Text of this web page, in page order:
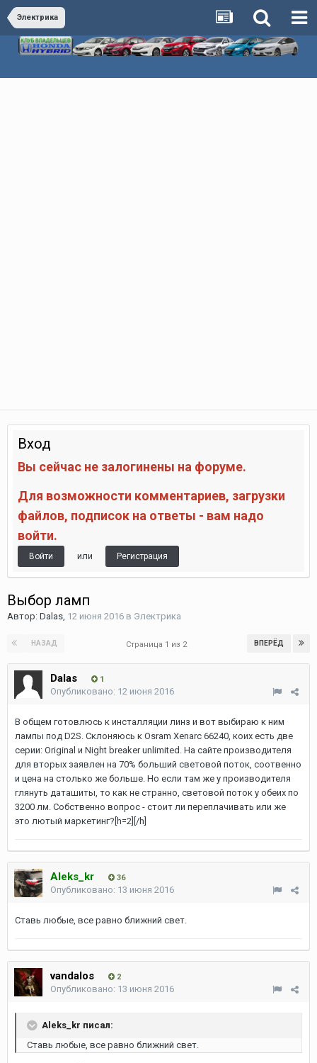
Электрика
Вход
Вы сейчас не залогинены на форуме.
Для возможности комментариев, загрузки
файлов, подписок на ответы - вам надо
войти.
Войти или Регистрация
Выбор ламп
Автор: Dalas, 12 июня 2016 в Электрика
НАЗАД ВПЕРЁД
Страница 1 из 2
Dalas 1
Опубликовано: 12 июня 2016
В общем готовлюсь к инсталляции линз и вот выбираю к ним
лампы под D2S. Склоняюсь к Osram Xenarc 66240, коих есть две
серии: Original и Night breaker unlimited. На сайте производителя
для вторых заявлен на 70% больший световой поток, соотвенно
и цена на столько же больше. Но если там же у производителя
глянуть даташиты, то как не странно, световой поток у обеих по
3200 лм. Собственно вопрос - стоит ли переплачивать или же
это лютый маркетинг?[h=2][/h]
Aleks_kr 36
Опубликовано: 13 июня 2016
Ставь любые, все равно ближний свет.
vandalos 2
Опубликовано: 13 июня 2016
Aleks_kr писал:
Ставь любые, все равно ближний свет.